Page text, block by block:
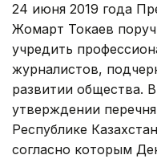
24 июня 2019 года
Жомарт Токаев
учредить
журналистов,
развитии общества.
утверждении
Республике
согласно которым